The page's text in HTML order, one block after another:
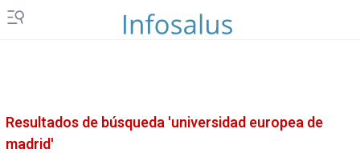
Resultados de búsqueda 'universidad europea de
madrid'